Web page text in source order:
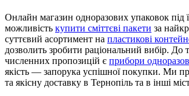
Онлайн магазин одноразових упаковок під
можливість купити сміттєві пакети за
суттєвий асортимент на пластикові
дозволить зробити раціональний вибір. До
численних пропозицій є прибори
якість — запорука успішної покупки. Ми
та якісну доставку в Тернопіль та в інші